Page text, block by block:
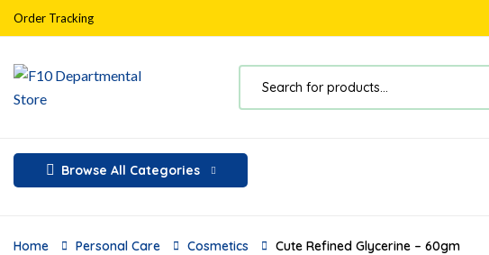
Order Tracking
Browse All Categories
Home Personal Care Cosmetics Cute Refined Glycerine – 60gm